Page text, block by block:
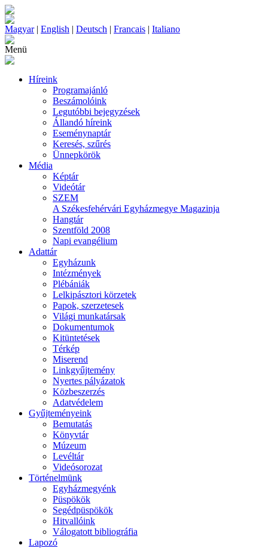
Magyar| English | Deutsch | Francais | Italiano
Menü
Híreink
Programajánló
Beszámolóink
Legutóbbi bejegyzések
Állandó híreink
Eseménynaptár
Keresés, szűrés
Ünnepkörök
Média
Képtár
Videótár
SZEM
A Székesfehérvári Egyházmegye Magazinja
Hangtár
Szentföld 2008
Napi evangélium
Adattár
Egyházunk
Intézmények
Plébániák
Lelkipásztori körzetek
Papok, szerzetesek
Világi munkatársak
Dokumentumok
Kitüntetések
Térkép
Miserend
Linkgyűjtemény
Nyertes pályázatok
Közbeszerzés
Adatvédelem
Gyűjteményeink
Bemutatás
Könyvtár
Múzeum
Levéltár
Videósorozat
Történelmünk
Egyházmegyénk
Püspökök
Segédpüspökök
Hitvallóink
Válogatott bibliográfia
Lapozó